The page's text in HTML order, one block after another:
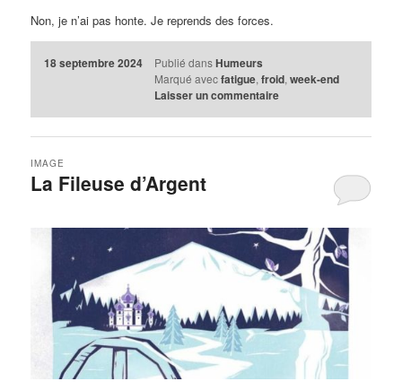
Non, je n’ai pas honte. Je reprends des forces.
18 septembre 2024 Publié dans Humeurs
Marqué avec fatigue, froid, week-end
Laisser un commentaire
La Fileuse d’Argent
IMAGE